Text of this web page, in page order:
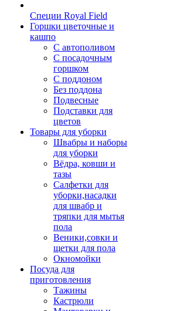
Специи Royal Field
Горшки цветочные и
кашпо
С автополивом
С посадочным
горшком
С поддоном
Без поддона
Подвесные
Подставки для
цветов
Товары для уборки
Швабры и наборы
для уборки
Вёдра, ковши и
тазы
Салфетки для
уборки,насадки
для швабр и
тряпки для мытья
пола
Веники,совки и
щетки для пола
Окномойки
Посуда для
приготовления
Тажины
Кастрюли